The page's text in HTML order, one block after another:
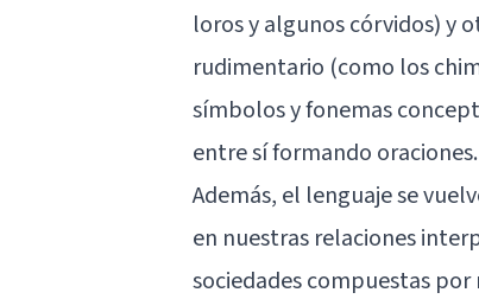
loros y algunos córvidos) y
rudimentario (como los
símbolos y fonemas
entre sí formando oraciones.
Además, el lenguaje se
en nuestras relaciones
sociedades compuestas